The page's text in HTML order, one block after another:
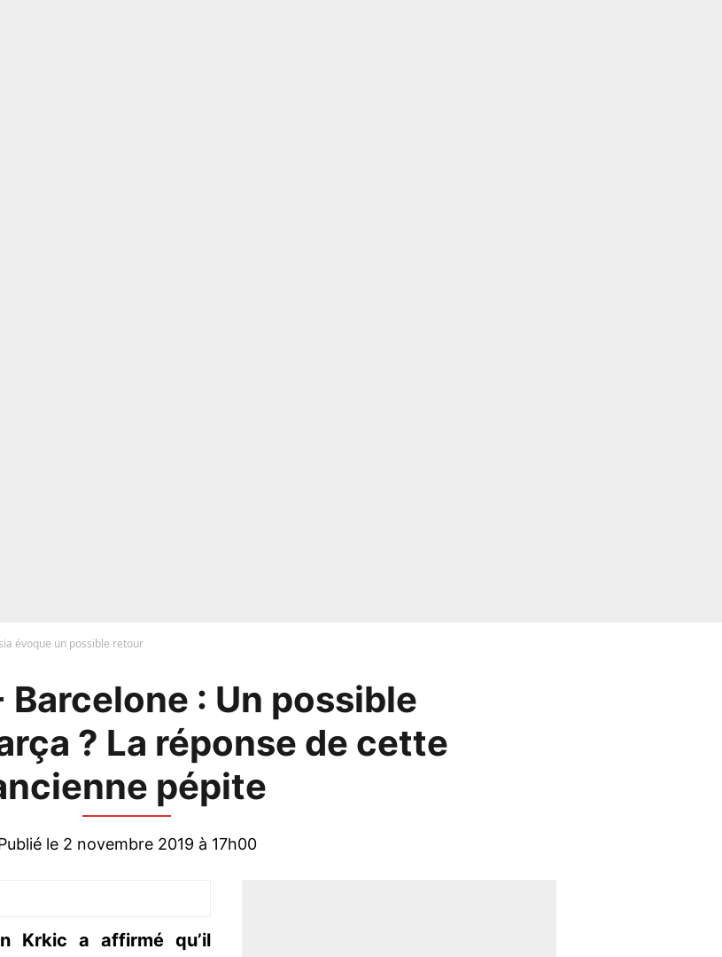
évoque un possible retour
: Un possible
? La réponse de cette
pépite
le 2 novembre 2019 à 17h00
Krkic a affirmé qu’il